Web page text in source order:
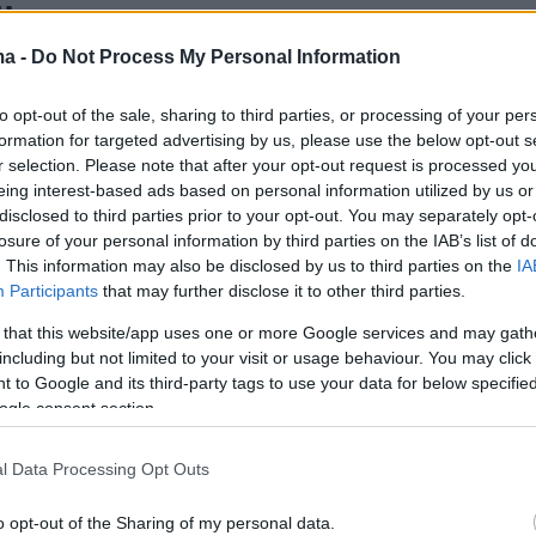
- Do Not Process My Personal Information
opt-out of the sale, sharing to third parties, or processing of your
for targeted advertising by us, please use the below opt-out
selection. Please note that after your opt-out request is processed
interest-based ads based on personal information utilized by us
to third parties prior to your opt-out. You may separately
of your personal information by third parties on the IAB’s list of
This information may also be disclosed by us to third parties on the
Participants that may further disclose it to other third parties.
that this website/app uses one or more Google services and may
but not limited to your visit or usage behaviour. You may
to Google and its third-party tags to use your data for below
consent section.
Data Processing Opt Outs
opt-out of the Sharing of my personal data.
χθες στο ψυχιατρείο προκειμένου να
τα τραύματα στον
που βρέθηκε
στα Λιόσια
εξέταση δεν προέκυψαν στοιχεία για
ενέργεια - «Δεν άντεχα άλλο τη μυρωδιά και
να τον κάψω» είπε στους αστυνομικούς ο 57χρονος
ηλικιωμένος ήταν νεκρός από τον Φεβρουάριο
12
ομολογία από τον γιο του
34